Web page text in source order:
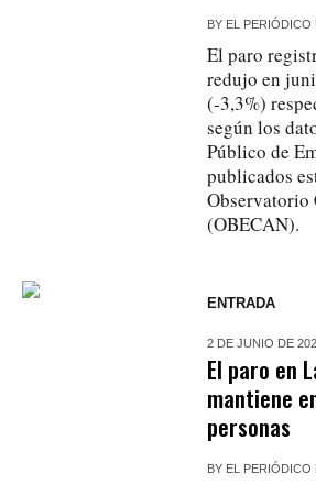
BY EL PERIÓDICO
El paro
redujo en
(-3,3%)
según los
Público de
publicados
Observatorio
(OBECAN).
ENTRADA
2 DE JUNIO DE
El paro en
mantiene
personas
BY EL PERIÓDICO